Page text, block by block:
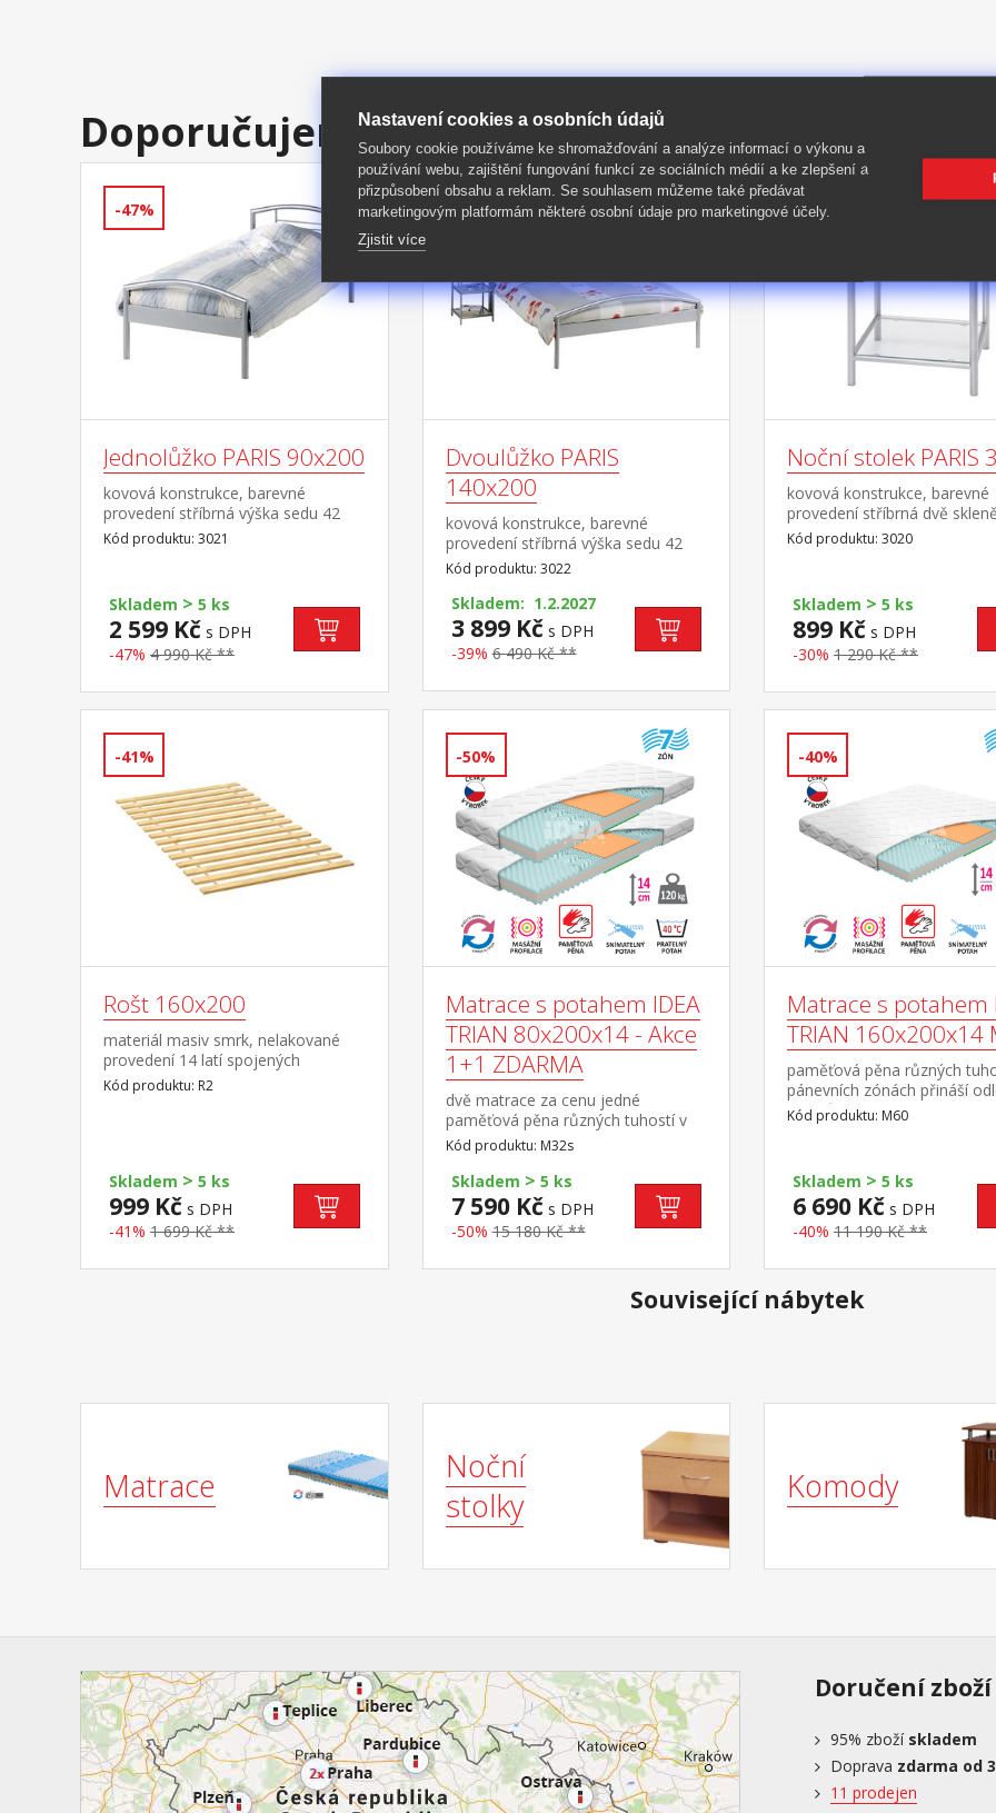
Doporučujeme
-47%
Jednolůžko PARIS 90x200
kovová konstrukce, barevné
provedení stříbrná výška sedu 42
cm, cena bez roštu a matrace
doporučený rozměr matrace 90 ×
M26, M41), rošt R1 vhodný doplněk
noční stolek 3020
Kód produktu: 3021
Skladem > 5 ks
2 599 Kč s DPH
-47% 4 990 Kč **
-39%
Dvoulůžko PARIS
140x200
kovová konstrukce, barevné
provedení stříbrná výška sedu 42
cm, cena bez roštu a matrace
doporučený rozměr matrace 140 ×
200 cm (M6), rošt R3 vhodný
doplněk noční stolek 3020
Kód produktu: 3022
Skladem: 1.2.2027
3 899 Kč s DPH
-39% 6 490 Kč **
-30%
Noční stolek PARIS
kovová konstrukce, barevné
provedení stříbrná dvě
police vhodný doplněk k
PARIS (3021, 3022 a 3023)
Kód produktu: 3020
Skladem > 5 ks
899 Kč s DPH
-30% 1 290 Kč **
-41%
Rošt 160x200
materiál masiv smrk, nelakované
provedení 14 latí spojených
textilním tkalounem
Kód produktu: R2
Skladem > 5 ks
999 Kč s DPH
-41% 1 699 Kč **
-50%
Matrace s potahem IDEA
TRIAN 80x200x14 - Akce
1+1 ZDARMA
dvě matrace za cenu jedné
paměťová pěna různých tuhostí v
pánevních zónách pro odlehčení
kloubům a celému pohybovému
aparátu 7zónová anatomická
masážní profilace přináší velmi
jemnou masáž v průběhu spánku
matrace s Visco pěnou a systémem
snímatelný a pratelný do 40 °C
Kód produktu: M32s
Skladem > 5 ks
7 590 Kč s DPH
-50% 15 180 Kč **
-40%
Matrace s potahem
TRIAN 160x200x14
paměťová pěna různých
pánevních zónách přináší
kloubům a celému
aparátu 7zónová anatomická
masáž v průběhu spánku
Visco systémem rozdílné
stran vhodná pro všechny
roštů potah snímatelný a
do120 kg
Kód produktu: M60
Skladem > 5 ks
6 690 Kč s DPH
-40% 11 190 Kč **
Související nábytek
Matrace
Noční
stolky
Komody
Doručení zboží
95% zboží skladem
Doprava zdarma od
11 prodejen
Nastavení cookies a osobních údajů
Soubory cookie používáme ke shromažďování a analýze informací o výkonu a
používání webu, zajištění fungování funkcí ze sociálních médií a ke zlepšení a
přizpůsobení obsahu a reklam. Se souhlasem můžeme také předávat
marketingovým platformám některé osobní údaje pro marketingové účely.
Zjistit více